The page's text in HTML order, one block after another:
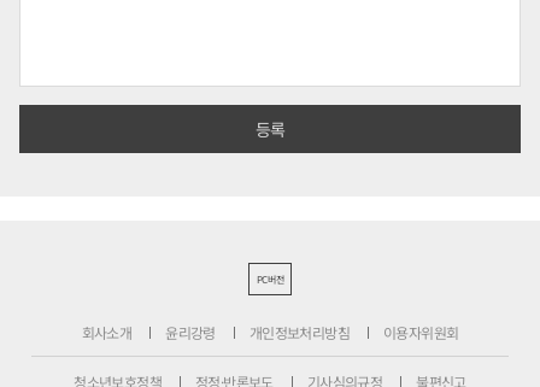
PC버전
회사소개 윤리강령 개인정보처리방침 이용자위원회
청소년보호정책 정정·반론보도 기사심의규정 불편신고